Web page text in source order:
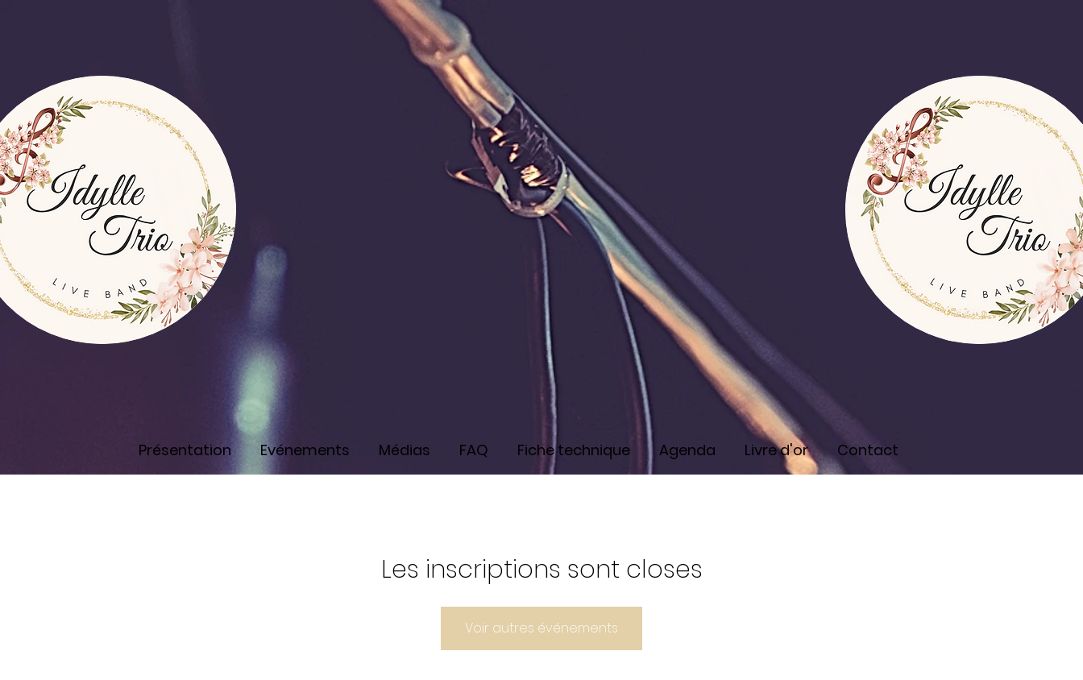
Présentation Evénements Médias FAQ Fiche technique Agenda Livre d'or Contact
Les inscriptions sont closes
Voir autres événements